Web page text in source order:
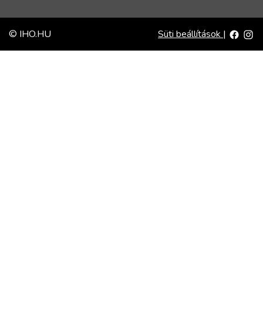
© IHO.HU Süti beállítások |